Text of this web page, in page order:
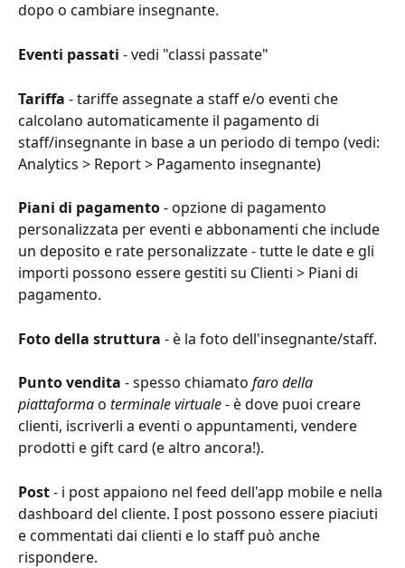
dopo o cambiare insegnante.
Eventi passati - vedi "classi passate"
Tariffa - tariffe assegnate a staff e/o eventi che
calcolano automaticamente il pagamento di
staff/insegnante in base a un periodo di tempo (vedi:
Analytics > Report > Pagamento insegnante)
Piani di pagamento - opzione di pagamento
personalizzata per eventi e abbonamenti che include
un deposito e rate personalizzate - tutte le date e gli
importi possono essere gestiti su Clienti > Piani di
pagamento.
Foto della struttura - è la foto dell'insegnante/staff.
Punto vendita - spesso chiamato faro della
piattaforma o terminale virtuale - è dove puoi creare
clienti, iscriverli a eventi o appuntamenti, vendere
prodotti e gift card (e altro ancora!).
Post - i post appaiono nel feed dell'app mobile e nella
dashboard del cliente. I post possono essere piaciuti
e commentati dai clienti e lo staff può anche
rispondere.